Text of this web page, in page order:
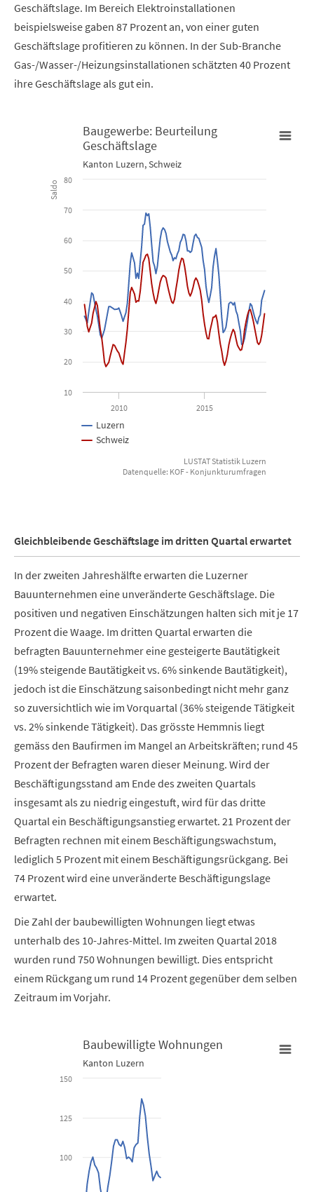
Geschäftslage. Im Bereich Elektroinstallationen
beispielsweise gaben 87 Prozent an, von einer guten
Geschäftslage profitieren zu können. In der Sub-Branche
Gas-/Wasser-/Heizungsinstallationen schätzten 40 Prozent
ihre Geschäftslage als gut ein.
Baugewerbe: Beurteilung Geschäftslage
Line chart with 2 lines.
Kanton Luzern, Schweiz
View as data table, Baugewerbe: Beurteilung
The chart has 1 X axis displaying Time. Data ranges from 2008-
The chart has 1 Y axis displaying Saldo. Data ranges from 18.35
Saldo
Baugewerbe: Beurteilung
Geschäftslage
Kanton Luzern, Schweiz
Luzern
Schweiz
2010 2015
10
20
30
40
50
60
70
80
LUSTAT Statistik Luzern
Datenquelle: KOF - Konjunkturumfragen
Gleichbleibende Geschäftslage im dritten Quartal erwartet
In der zweiten Jahreshälfte erwarten die Luzerner
Bauunternehmen eine unveränderte Geschäftslage. Die
positiven und negativen Einschätzungen halten sich mit je 17
Prozent die Waage. Im dritten Quartal erwarten die
befragten Bauunternehmer eine gesteigerte Bautätigkeit
(19% steigende Bautätigkeit vs. 6% sinkende Bautätigkeit),
jedoch ist die Einschätzung saisonbedingt nicht mehr ganz
so zuversichtlich wie im Vorquartal (36% steigende Tätigkeit
vs. 2% sinkende Tätigkeit). Das grösste Hemmnis liegt
gemäss den Baufirmen im Mangel an Arbeitskräften; rund 45
Prozent der Befragten waren dieser Meinung. Wird der
Beschäftigungsstand am Ende des zweiten Quartals
insgesamt als zu niedrig eingestuft, wird für das dritte
Quartal ein Beschäftigungsanstieg erwartet. 21 Prozent der
Befragten rechnen mit einem Beschäftigungswachstum,
lediglich 5 Prozent mit einem Beschäftigungsrückgang. Bei
74 Prozent wird eine unveränderte Beschäftigungslage
erwartet.
Die Zahl der baubewilligten Wohnungen liegt etwas
unterhalb des 10-Jahres-Mittel. Im zweiten Quartal 2018
wurden rund 750 Wohnungen bewilligt. Dies entspricht
einem Rückgang um rund 14 Prozent gegenüber dem selben
Zeitraum im Vorjahr.
Baubewilligte Wohnungen
Line chart with 42 data points.
View as data table, Baubewilligte Wohnungen
The chart has 1 X axis displaying Time. Data ranges from 2008-
Baubewilligte Wohnungen
Kanton Luzern
100
125
150